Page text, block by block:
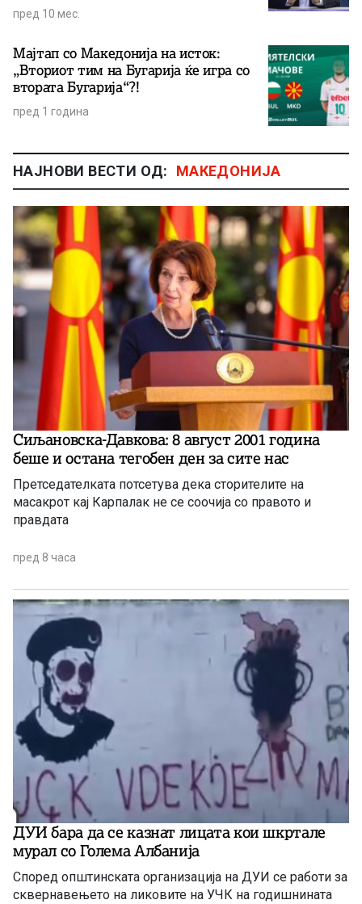
пред 10 мес.
Мајтап со Македонија на исток:
„Вториот тим на Бугарија ќе игра со
втората Бугарија“?!
пред 1 година
НАЈНОВИ ВЕСТИ ОД: МАКЕДОНИЈА
Сиљановска-Давкова: 8 август 2001 година
беше и остана тегобен ден за сите нас
Претседателката потсетува дека сторителите на
масакрот кај Карпалак не се соочија со правото и
правдата
пред 8 часа
ДУИ бара да се казнат лицата кои шкртале
мурал со Голема Албанија
Според општинската организација на ДУИ се работи за
сквернавењето на ликовите на УЧК на годишнината